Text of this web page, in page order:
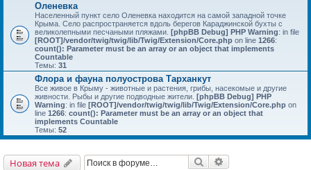
Оленевка
Населенный пункт село Оленевка находится на самой западной точке
Крыма. Село распространяется вдоль берегов Караджинской бухты с
великолепными песчаными пляжами. [phpBB Debug] PHP Warning: in file
[ROOT]/vendor/twig/twig/lib/Twig/Extension/Core.php on line 1266:
count(): Parameter must be an array or an object that implements
Countable
Темы: 31
Флора и фауна полуострова Тарханкут
Все живое в Крыму - животные и растения, грибы, насекомые и другие
живности. Рыбы и другие подводные жители. [phpBB Debug] PHP
Warning: in file [ROOT]/vendor/twig/twig/lib/Twig/Extension/Core.php on
line 1266: count(): Parameter must be an array or an object that
implements Countable
Темы: 52
Новая тема Поиск